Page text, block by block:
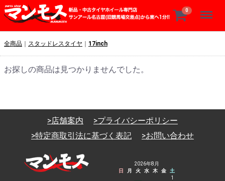
0 Menu
全商品 スタッドレスタイヤ 17inch
お探しの商品は見つかりませんでした。
>店舗案内
>プライバシーポリシー
>特定商取引法に基づく表記
>お問い合わせ
2026年8月
日
月 火 水 木 金
土
1